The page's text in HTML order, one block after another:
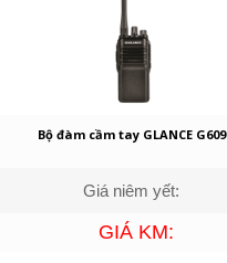
Bộ đàm cầm tay GLANCE G609
Giá niêm yết:
GIÁ KM: